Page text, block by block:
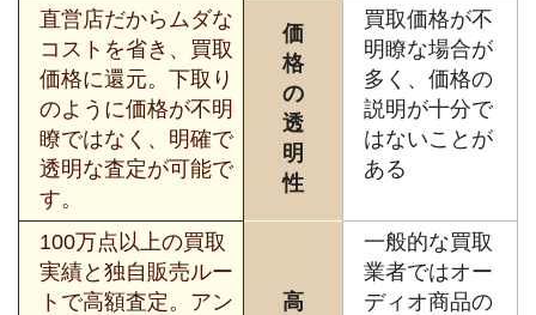
直営店だからムダな
コストを省き、買取
価格に還元。下取り
のように価格が不明
瞭ではなく、明確で
透明な査定が可能で
す。
価
格
の
透
明
性
買取価格が不
明瞭な場合が
多く、価格の
説明が十分で
はないことが
ある
100万点以上の買取
実績と独自販売ルー
トで高額査定。アン
高
一般的な買取
業者ではオー
ディオ商品の